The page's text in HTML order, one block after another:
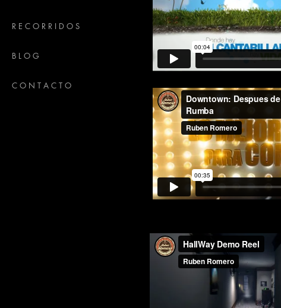
C O N T A C T O
B L O G
R E C O R R I D O S